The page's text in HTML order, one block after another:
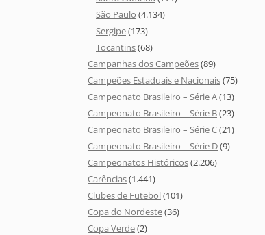
São Paulo (4.134)
Sergipe(173)
Tocantins(68)
Campanhas dos Campeões(89)
Campeões Estaduais e Nacionais(75)
Campeonato Brasileiro – Série A(13)
Campeonato Brasileiro – Série B(23)
Campeonato Brasileiro – Série C(21)
Campeonato Brasileiro – Série D(9)
Campeonatos Históricos(2.206)
Carências(1.441)
Clubes de Futebol(101)
Copa do Nordeste(36)
Copa Verde(2)